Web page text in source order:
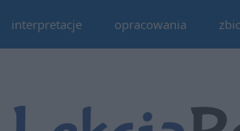
interpretacje opracowania